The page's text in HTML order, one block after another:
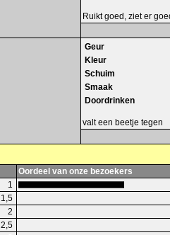
Ruikt goed, ziet er
Geur
Kleur
Schuim
Smaak
Doordrinken
valt een beetje tegen
Oordeel van onze bezoekers
1
1,5
2
2,5